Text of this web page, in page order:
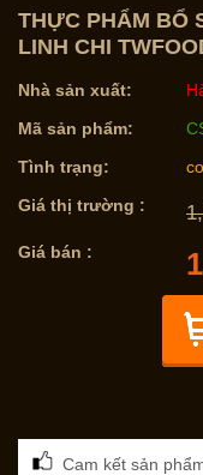
THỰC PHẨM BỔ
LINH CHI
Nhà sản xuất:
Mã sản phẩm:
Tình trạng:
Giá thị trường :
Giá bán :
Cam kết sản